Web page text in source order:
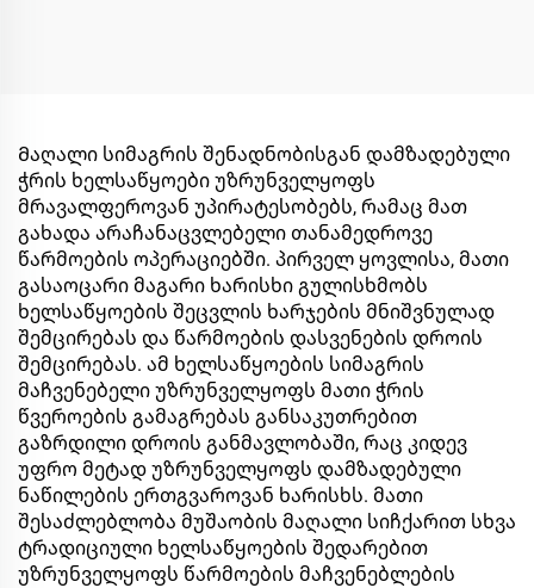
Მაღალი სიმაგრის შენადნობისგან დამზადებული
ჭრის ხელსაწყოები უზრუნველყოფს
მრავალფეროვან უპირატესობებს, რამაც მათ
გახადა არაჩანაცვლებელი თანამედროვე
წარმოების ოპერაციებში. პირველ ყოვლისა, მათი
გასაოცარი მაგარი ხარისხი გულისხმობს
ხელსაწყოების შეცვლის ხარჯების მნიშვნულად
შემცირებას და წარმოების დასვენების დროის
შემცირებას. ამ ხელსაწყოების სიმაგრის
მაჩვენებელი უზრუნველყოფს მათი ჭრის
წვეროების გამაგრებას განსაკუთრებით
გაზრდილი დროის განმავლობაში, რაც კიდევ
უფრო მეტად უზრუნველყოფს დამზადებული
ნაწილების ერთგვაროვან ხარისხს. მათი
შესაძლებლობა მუშაობის მაღალი სიჩქარით სხვა
ტრადიციული ხელსაწყოების შედარებით
უზრუნველყოფს წარმოების მაჩვენებლების